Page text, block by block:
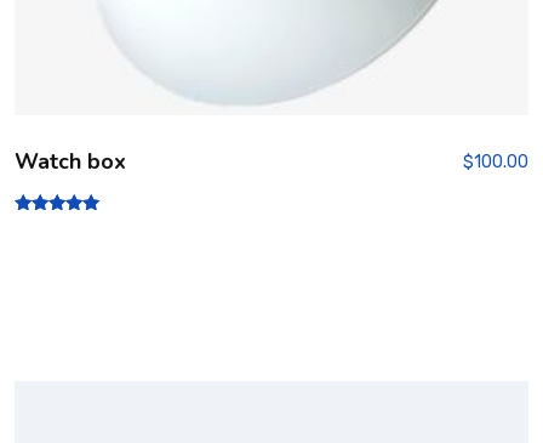
Watch box $100.00